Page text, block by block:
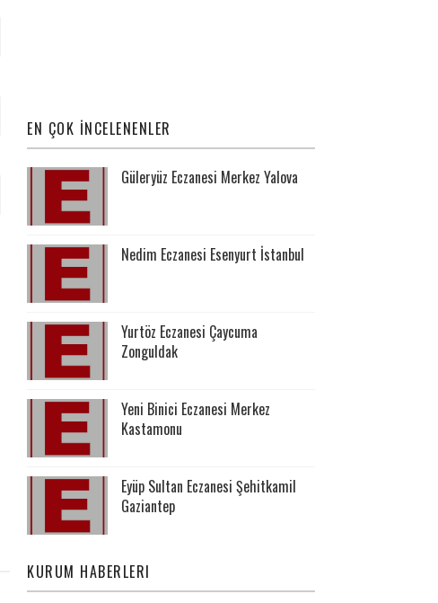
EN ÇOK İNCELENENLER
Güleryüz Eczanesi Merkez Yalova
Nedim Eczanesi Esenyurt İstanbul
Yurtöz Eczanesi Çaycuma
Zonguldak
Yeni Binici Eczanesi Merkez
Kastamonu
Eyüp Sultan Eczanesi Şehitkamil
Gaziantep
KURUM HABERLERI